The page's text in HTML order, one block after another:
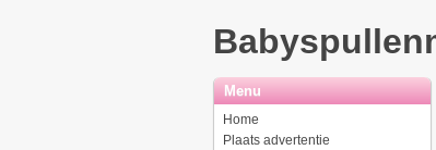
Menu
Home
Plaats advertentie